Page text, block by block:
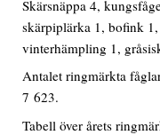
Skärsnäppa 4,
skärpiplärka 1, bofink
vinterhämpling 1,
Antalet ringmärkta
7 623.
Tabell över årets